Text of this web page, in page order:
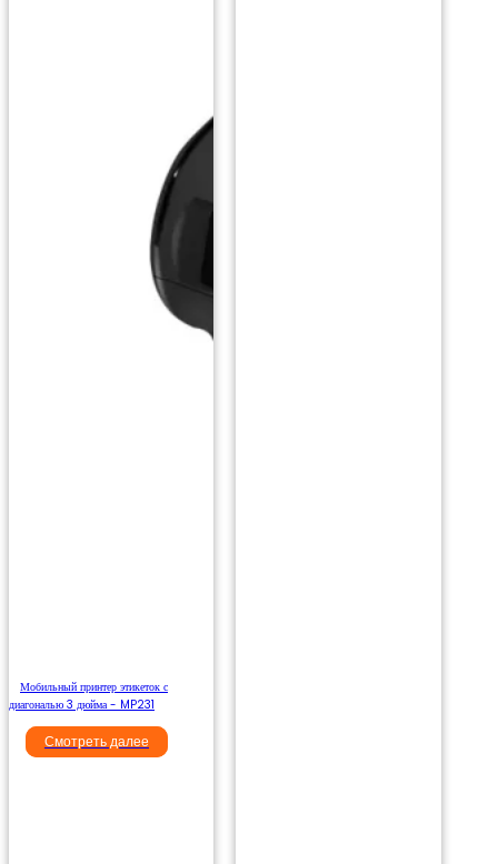
Мобильный принтер этикеток с
диагональю 3 дюйма - MP231
Смотреть далее